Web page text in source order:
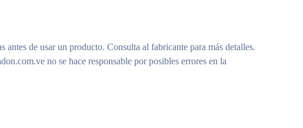
de usar un producto. Consulta al fabricante para más detalles.
no se hace responsable por posibles errores en la